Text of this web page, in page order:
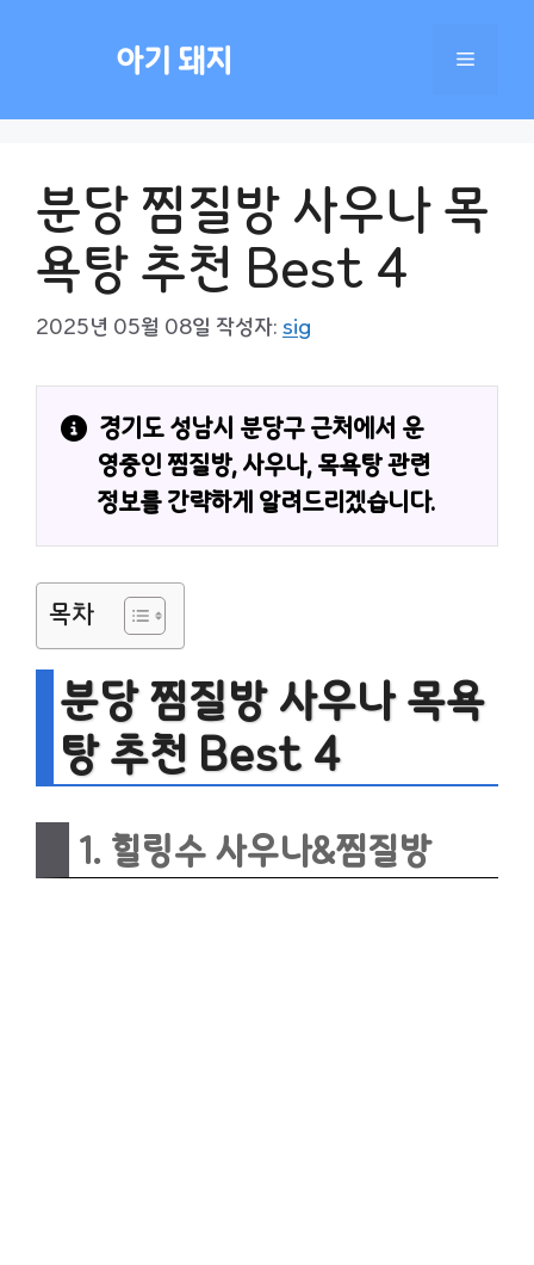
아기 돼지 메
분당 찜질방 사우나 목
욕탕 추천 Best 4
2025년 05월 08일 작성자: sig
경기도 성남시 분당구 근처에서 운
영중인 찜질방, 사우나, 목욕탕 관련
정보를 간략하게 알려드리겠습니다.
목차
분당 찜질방 사우나 목욕
탕 추천 Best 4
1. 힐링수 사우나&찜질방